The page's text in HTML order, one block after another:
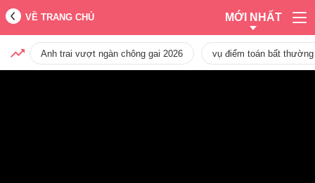
VỀ TRANG CHỦ MỚI NHẤT
Anh trai vượt ngàn chông gai 2026 vụ điểm toán bất